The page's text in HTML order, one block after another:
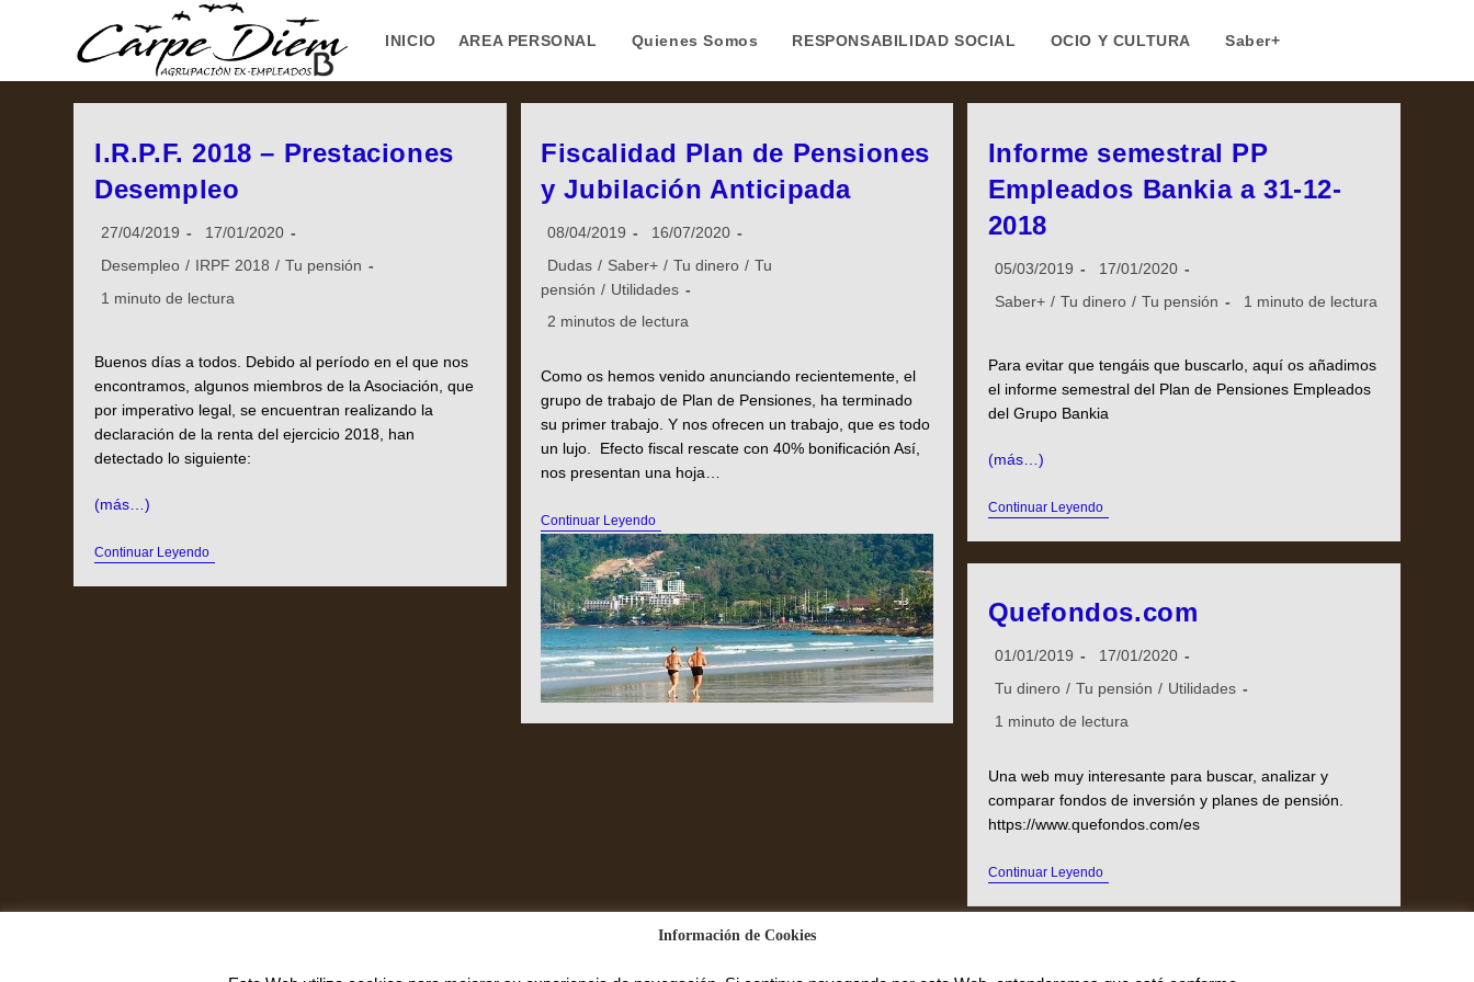
INICIO AREA PERSONAL Quienes Somos RESPONSABILIDAD SOCIAL OCIO Y CULTURA Saber+
I.R.P.F. 2018 – Prestaciones
Desempleo
27/04/2019
17/01/2020
Desempleo / IRPF 2018 / Tu pensión
1 minuto de lectura
Buenos días a todos. Debido al período en el que nos
encontramos, algunos miembros de la Asociación, que
por imperativo legal, se encuentran realizando la
declaración de la renta del ejercicio 2018, han
detectado lo siguiente:
(más…)
Continuar Leyendo
Fiscalidad Plan de Pensiones
y Jubilación Anticipada
08/04/2019
16/07/2020
Dudas / Saber+ / Tu dinero / Tu
pensión / Utilidades
2 minutos de lectura
Como os hemos venido anunciando recientemente, el
grupo de trabajo de Plan de Pensiones, ha terminado
su primer trabajo. Y nos ofrecen un trabajo, que es todo
un lujo. Efecto fiscal rescate con 40% bonificación Así,
nos presentan una hoja…
Continuar Leyendo
Informe semestral PP
Empleados Bankia a 31-12-
2018
05/03/2019
17/01/2020
Saber+ / Tu dinero / Tu pensión 1 minuto de lectura
Para evitar que tengáis que buscarlo, aquí os añadimos
el informe semestral del Plan de Pensiones Empleados
del Grupo Bankia
(más…)
Continuar Leyendo
Quefondos.com
01/01/2019
17/01/2020
Tu dinero / Tu pensión / Utilidades
1 minuto de lectura
Una web muy interesante para buscar, analizar y
comparar fondos de inversión y planes de pensión.
https://www.quefondos.com/es
Continuar Leyendo
Información de Cookies